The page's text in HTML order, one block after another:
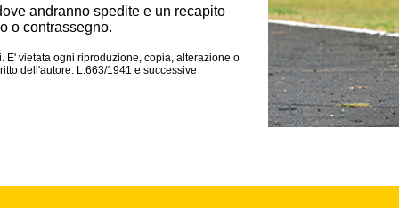
andranno spedite e un recapito
o contrassegno.
E' vietata ogni riproduzione, copia, alterazione o
dell'autore. L.663/1941 e successive